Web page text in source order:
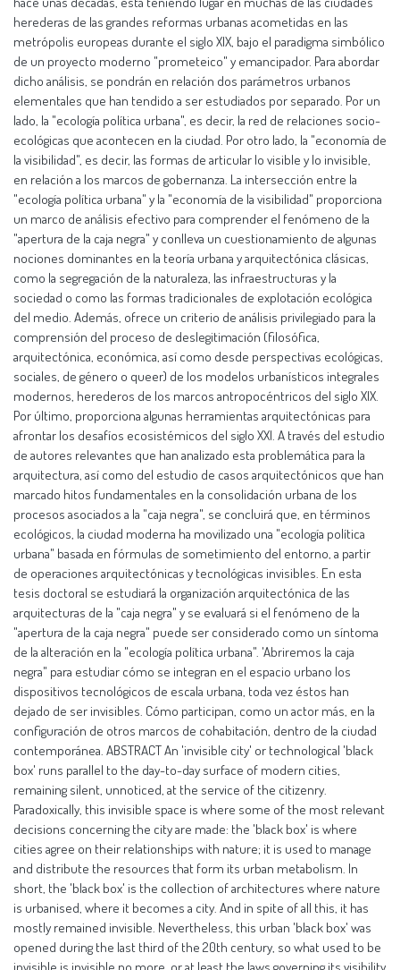
herederas de las grandes reformas urbanas acometidas en las
metrópolis europeas durante el siglo XIX, bajo el paradigma simbólico
de un proyecto moderno "prometeico" y emancipador. Para abordar
dicho análisis, se pondrán en relación dos parámetros urbanos
elementales que han tendido a ser estudiados por separado. Por un
lado, la "ecología política urbana", es decir, la red de relaciones socio-
ecológicas que acontecen en la ciudad. Por otro lado, la "economía de
la visibilidad", es decir, las formas de articular lo visible y lo invisible,
en relación a los marcos de gobernanza. La intersección entre la
"ecología política urbana" y la "economía de la visibilidad" proporciona
un marco de análisis efectivo para comprender el fenómeno de la
"apertura de la caja negra" y conlleva un cuestionamiento de algunas
nociones dominantes en la teoría urbana y arquitectónica clásicas,
como la segregación de la naturaleza, las infraestructuras y la
sociedad o como las formas tradicionales de explotación ecológica
del medio. Además, ofrece un criterio de análisis privilegiado para la
comprensión del proceso de deslegitimación (filosófica,
arquitectónica, económica, así como desde perspectivas ecológicas,
sociales, de género o queer) de los modelos urbanísticos integrales
modernos, herederos de los marcos antropocéntricos del siglo XIX.
Por último, proporciona algunas herramientas arquitectónicas para
afrontar los desafíos ecosistémicos del siglo XXI. A través del estudio
de autores relevantes que han analizado esta problemática para la
arquitectura, así como del estudio de casos arquitectónicos que han
marcado hitos fundamentales en la consolidación urbana de los
procesos asociados a la "caja negra", se concluirá que, en términos
ecológicos, la ciudad moderna ha movilizado una "ecología política
urbana" basada en fórmulas de sometimiento del entorno, a partir
de operaciones arquitectónicas y tecnológicas invisibles. En esta
tesis doctoral se estudiará la organización arquitectónica de las
arquitecturas de la "caja negra" y se evaluará si el fenómeno de la
"apertura de la caja negra" puede ser considerado como un síntoma
de la alteración en la "ecología política urbana". 'Abriremos la caja
negra" para estudiar cómo se integran en el espacio urbano los
dispositivos tecnológicos de escala urbana, toda vez éstos han
dejado de ser invisibles. Cómo participan, como un actor más, en la
configuración de otros marcos de cohabitación, dentro de la ciudad
contemporánea. ABSTRACT An 'invisible city' or technological 'black
box' runs parallel to the day-to-day surface of modern cities,
remaining silent, unnoticed, at the service of the citizenry.
Paradoxically, this invisible space is where some of the most relevant
decisions concerning the city are made: the 'black box' is where
cities agree on their relationships with nature; it is used to manage
and distribute the resources that form its urban metabolism. In
short, the 'black box' is the collection of architectures where nature
is urbanised, where it becomes a city. And in spite of all this, it has
mostly remained invisible. Nevertheless, this urban 'black box' was
opened during the last third of the 20th century, so what used to be
invisible is invisible no more, or at least the laws governing its visibility